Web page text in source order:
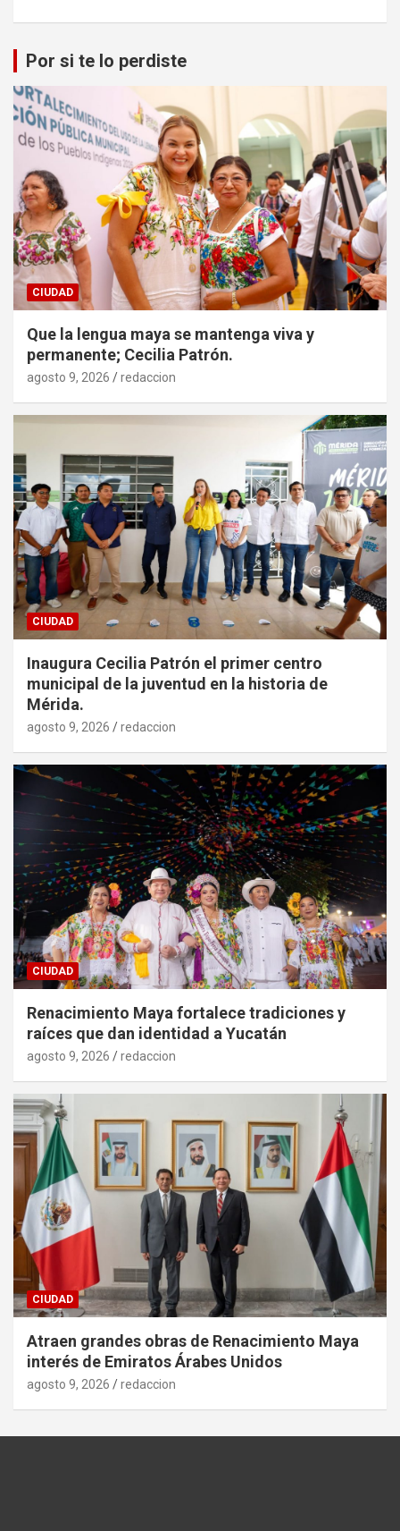
Por si te lo perdiste
CIUDAD
Que la lengua maya se mantenga viva y
permanente; Cecilia Patrón.
agosto 9, 2026 redaccion
CIUDAD
Inaugura Cecilia Patrón el primer centro
municipal de la juventud en la historia de
Mérida.
agosto 9, 2026 redaccion
CIUDAD
Renacimiento Maya fortalece tradiciones y
raíces que dan identidad a Yucatán
agosto 9, 2026 redaccion
CIUDAD
Atraen grandes obras de Renacimiento Maya
interés de Emiratos Árabes Unidos
agosto 9, 2026 redaccion